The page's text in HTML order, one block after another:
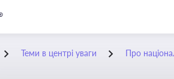
Теми в центрі уваги Про